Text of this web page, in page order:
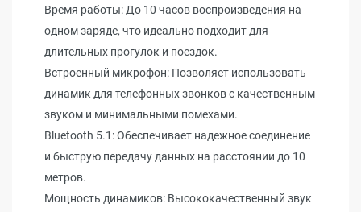
Время работы: До 10 часов воспроизведения на
одном заряде, что идеально подходит для
длительных прогулок и поездок.
Встроенный микрофон: Позволяет использовать
динамик для телефонных звонков с качественным
звуком и минимальными помехами.
Bluetooth 5.1: Обеспечивает надежное соединение
и быструю передачу данных на расстоянии до 10
метров.
Мощность динамиков: Высококачественный звук